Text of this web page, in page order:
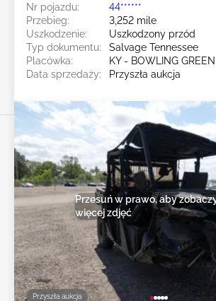
Nr pojazdu:
44******
Przebieg:
3,252 mile
Uszkodzenie:
Uszkodzony przód
Typ dokumentu:
Salvage Tennessee
Placówka:
KY - BOWLING GREEN
Data sprzedaży:
Przyszła aukcja
Przyszła aukcja
Przesuń w prawo, aby
więcej zdjęć